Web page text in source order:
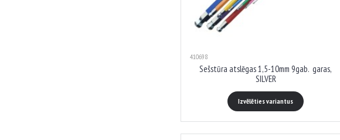
410698
Sešstūra atslēgas 1,5-10mm 9gab. garas,
SILVER
Izvēlēties variantus